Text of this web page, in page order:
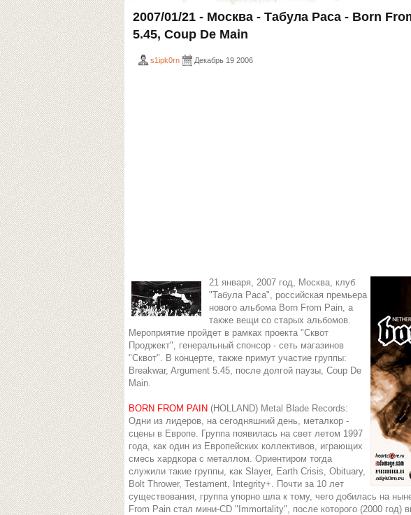
2007/01/21 - Москва - Табула Раса - Born
5.45, Coup De Main
s1ipk0rn Декабрь 19 2006
21 января, 2007 год, Москва, клуб
"Табула Раса", российская премьера
нового альбома Born From Pain, а
также вещи со старых альбомов.
Мероприятие пройдет в рамках проекта "Сквот
Проджект", генеральный спонсор - сеть магазинов
"Сквот". В концерте, также примут участие группы:
Breakwar, Argument 5.45, после долгой паузы, Coup De
Main.
BORN FROM PAIN (HOLLAND) Metal Blade Records:
Одни из лидеров, на сегодняшний день, металкор -
сцены в Европе. Группа появилась на свет летом 1997
года, как один из Европейских коллективов, играющих
смесь хардкора с металлом. Ориентиром тогда
служили такие группы, как Slayer, Earth Crisis, Obituary,
Bolt Thrower, Testament, Integrity+. Почти за 10 лет
существования, группа упорно шла к тому, чего добилась на
From Pain стал мини-CD "Immortality", после которого (2000 год)